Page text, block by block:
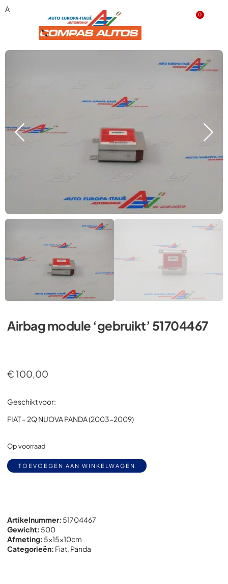
0
Airbag module ‘gebruikt’ 51704467
Airbag module ‘gebruikt’ 51704467
€100,00
Geschikt voor:
FIAT – 2Q NUOVA PANDA (2003-2009)
Op voorraad
TOEVOEGEN AAN WINKELWAGEN
Artikelnummer: 51704467
Gewicht: 500
Afmeting: 5x15x10cm
Categorieën: Fiat, Panda